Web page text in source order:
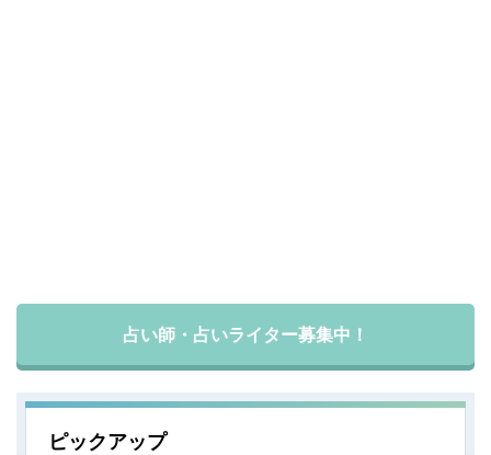
占い師・占いライター募集中！
ピックアップ